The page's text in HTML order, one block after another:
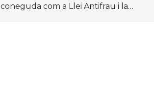
coneguda com a Llei Antifrau i la…